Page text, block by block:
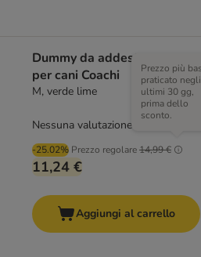
Dummy da addestramento
per cani Coachi
M, verde lime
-25.02% Prezzo regolare14,99 €
Prezzo più
praticato negli
ultimi 30 gg,
prima dello
sconto.
11,24 €
Nessuna valutazione
Aggiungi al carrello